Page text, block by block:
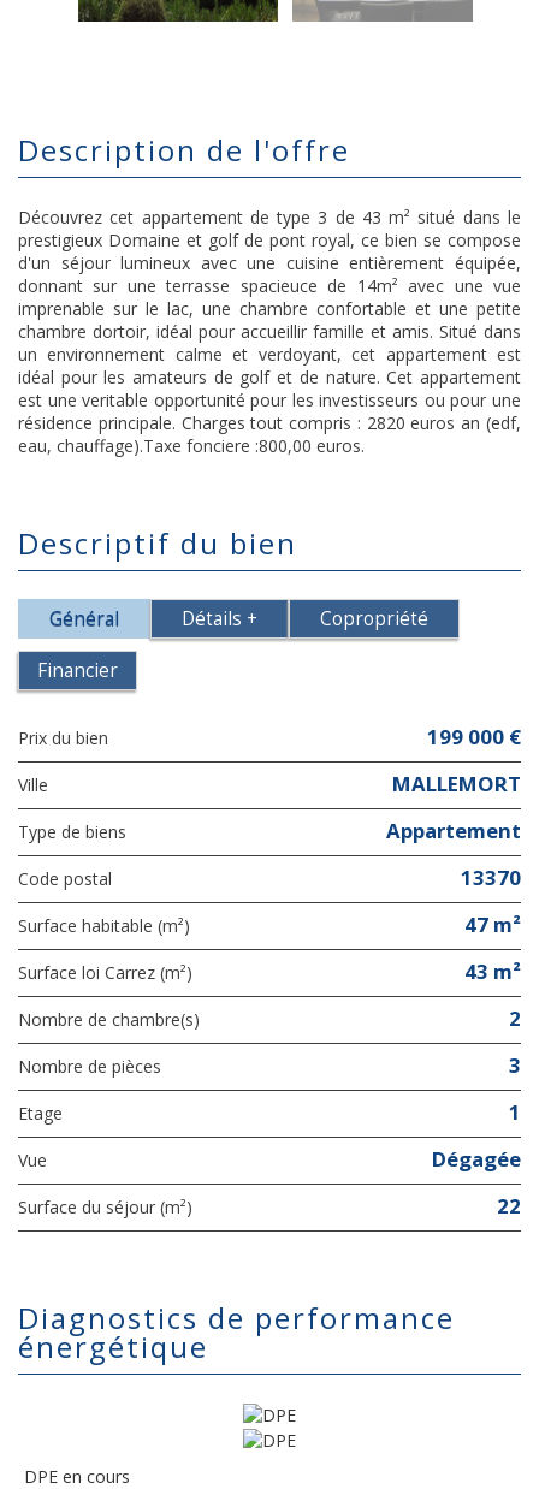
description de l'offre
Découvrez cet appartement de type 3 de 43 m² situé dans le
prestigieux Domaine et golf de pont royal, ce bien se compose
d'un séjour lumineux avec une cuisine entièrement équipée,
donnant sur une terrasse spacieuce de 14m² avec une vue
imprenable sur le lac, une chambre confortable et une petite
chambre dortoir, idéal pour accueillir famille et amis. Situé dans
un environnement calme et verdoyant, cet appartement est
idéal pour les amateurs de golf et de nature. Cet appartement
est une veritable opportunité pour les investisseurs ou pour une
résidence principale. Charges tout compris : 2820 euros an (edf,
eau, chauffage).Taxe fonciere :800,00 euros.
descriptif du bien
Général Détails + Copropriété
Financier
Prix du bien 199 000 €
Ville MALLEMORT
Type de biens Appartement
Code postal 13370
Surface habitable (m²) 47 m²
Surface loi Carrez (m²) 43 m²
Nombre de chambre(s) 2
Nombre de pièces 3
Etage 1
Vue Dégagée
Surface du séjour (m²) 22
diagnostics de performance
énergétique
DPE en cours